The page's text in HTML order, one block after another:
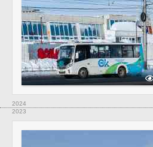
2024
2023